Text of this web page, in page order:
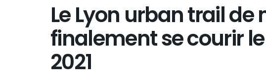
Le Lyon urban trail de
finalement se courir
2021